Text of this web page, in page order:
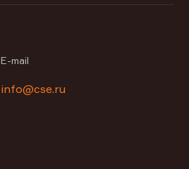
E-mail
info@cse.ru